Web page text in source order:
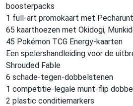
boosterpacks
1 full-art promokaart met Pecharunt
65 kaarthoezen met Okidogi,
45 Pokémon TCG Energy-kaarten
Een spelershandleiding voor de
Shrouded Fable
6 schade-tegen-dobbelstenen
1 competitie-legale munt-flip
2 plastic conditiemarkers